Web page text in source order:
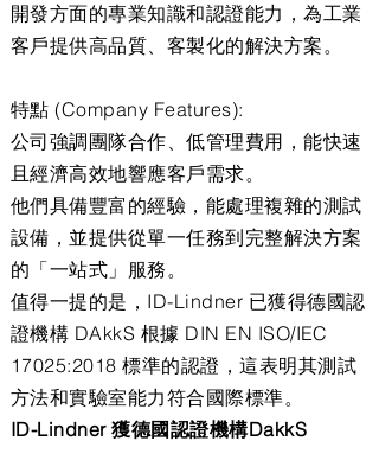
開發方面的專業知識和認證能力，為工業
客戶提供高品質、客製化的解決方案。
特點 (Company Features):
公司強調團隊合作、低管理費用，能快速
且經濟高效地響應客戶需求。
他們具備豐富的經驗，能處理複雜的測試
設備，並提供從單一任務到完整解決方案
的「一站式」服務。
值得一提的是，ID-Lindner 已獲得德國認
證機構 DAkkS 根據 DIN EN ISO/IEC
17025:2018 標準的認證，這表明其測試
方法和實驗室能力符合國際標準。
ID-Lindner 獲德國認證機構DakkS